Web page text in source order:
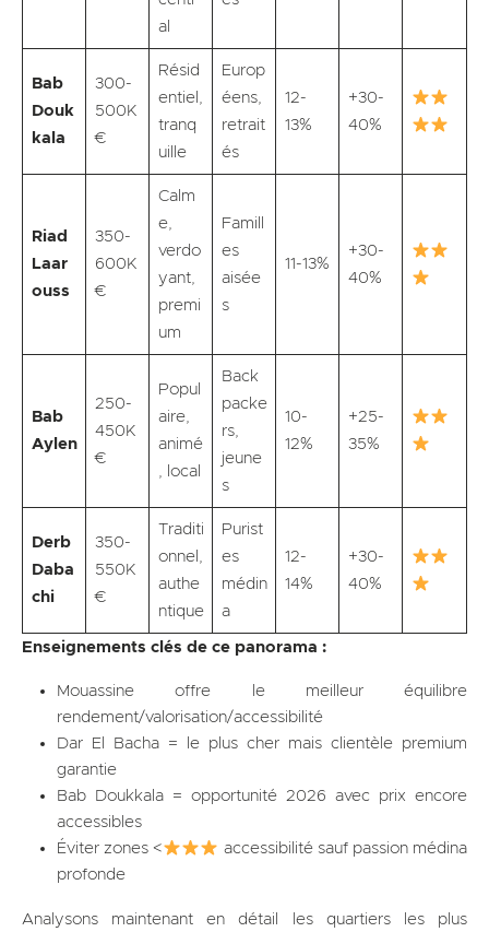
al
Bab
Douk
kala
300-
500K
€
Résid
entiel,
tranq
uille
Europ
éens,
retrait
és
12-
13%
+30-
40%
Riad
Laar
ouss
350-
600K
€
Calm
e,
verdo
yant,
premi
um
Famill
es
aisée
s
11-13%
+30-
40%
Bab
Aylen
250-
450K
€
Popul
aire,
animé
, local
Back
packe
rs,
jeune
s
10-
12%
+25-
35%
Derb
Daba
chi
350-
550K
€
Traditi
onnel,
authe
ntique
Purist
es
médin
a
12-
14%
+30-
40%
Enseignements clés de ce panorama :
Mouassine offre le meilleur équilibre
rendement/valorisation/accessibilité
Dar El Bacha = le plus cher mais clientèle premium
garantie
Bab Doukkala = opportunité 2026 avec prix encore
accessibles
Éviter zones <
accessibilité sauf passion médina
profonde
Analysons maintenant en détail les quartiers les plus